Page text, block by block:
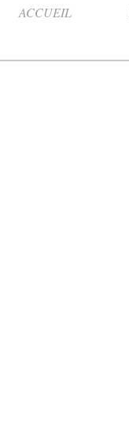
ACCUEIL